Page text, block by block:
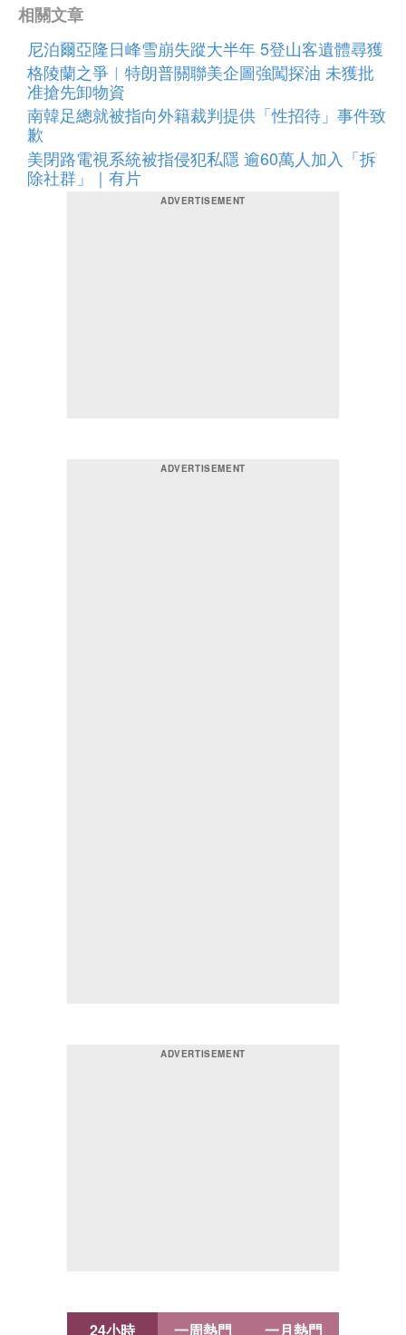
相關文章
尼泊爾亞隆日峰雪崩失蹤大半年 5登山客遺體尋獲
格陵蘭之爭︱特朗普關聯美企圖強闖探油 未獲批
准搶先卸物資
南韓足總就被指向外籍裁判提供「性招待」事件致
歉
美閉路電視系統被指侵犯私隱 逾60萬人加入「拆
除社群」｜有片
24小時 一周熱門 一月熱門